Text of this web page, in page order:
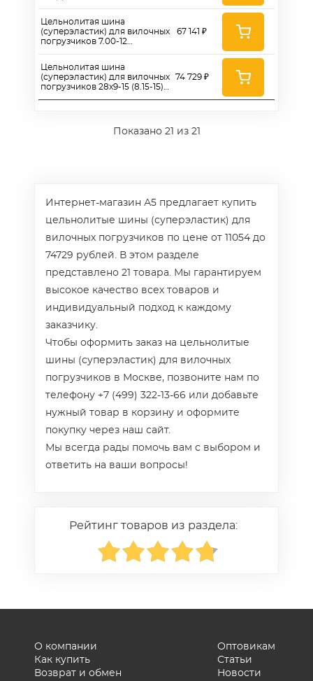
Цельнолитая шина
(суперэластик) для вилочных
погрузчиков 7.00-12
Цельнолитая шина
(суперэластик) для вилочных
погрузчиков 28х9-15 (8.15-15)
67 141 ₽
74 729 ₽
Показано 21 из 21
Интернет-магазин А5 предлагает купить
цельнолитые шины (суперэластик) для
вилочных погрузчиков по цене от 11054 до
74729 рублей. В этом разделе
представлено 21 товара. Мы гарантируем
высокое качество всех товаров и
индивидуальный подход к каждому
заказчику.
Чтобы оформить заказ на цельнолитые
шины (суперэластик) для вилочных
погрузчиков в Москве, позвоните нам по
телефону +7 (499) 322-13-66 или добавьте
нужный товар в корзину и оформите
покупку через наш сайт.
Мы всегда рады помочь вам с выбором и
ответить на ваши вопросы!
Рейтинг товаров из раздела:
О компании
Как купить
Возврат и обмен
Оптовикам
Статьи
Новости